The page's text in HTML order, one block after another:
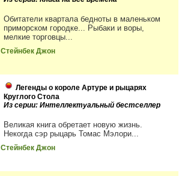
Обитатели квартала бедноты в маленьком
приморском городке... Рыбаки и воры,
мелкие торговцы...
Стейнбек Джон
Легенды о короле Артуре и рыцарях
Круглого Стола
Из серии: Интеллектуальный бестселлер
Великая книга обретает новую жизнь.
Некогда сэр рыцарь Томас Мэлори...
Стейнбек Джон